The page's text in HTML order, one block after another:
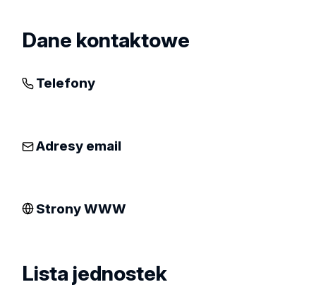
Dane kontaktowe
Telefony
Adresy email
Strony WWW
Lista jednostek